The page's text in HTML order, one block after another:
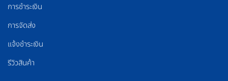
การชำระเงิน
การจัดส่ง
แจ้งชำระเงิน
รีวิวสินค้า